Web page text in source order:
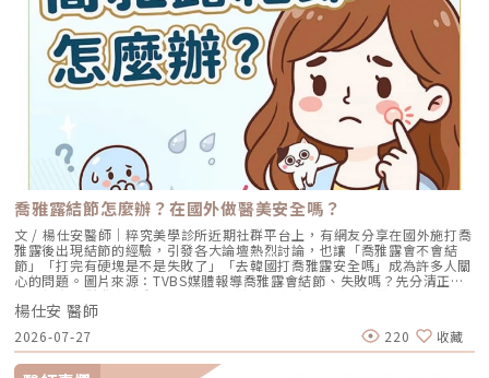
喬雅露結節怎麼辦？在國外做醫美安全嗎？
文 / 楊仕安醫師｜粹究美學診所近期社群平台上，有網友分享在國外施打喬
雅露後出現結節的經驗，引發各大論壇熱烈討論，也讓「喬雅露會不會結
節」「打完有硬塊是不是失敗了」「去韓國打喬雅露安全嗎」成為許多人關
心的問題。圖片來源：TVBS媒體報導喬雅露會結節、失敗嗎？先分清正常
反應與真正併發症喬雅露結節並不等於療程失敗，多數術後摸到的顆粒感來
自暫時性腫脹與非交聯玻尿酸載體，會自行消退；真正的結節則持續存在、
質地較硬，甚至伴隨紅腫或壓痛，兩者必須先分清楚，才能判斷是否需要處
理。哪些部位比較容易出現結節？喬雅露如何啟動膠原新生？喬雅露結節怎
麼辦？依類型對應的處理方式喬雅露結節的處理必須先分型再對應：早發性
結節以按摩、觀察與物理性方式為主，遲發性發炎結節則需由醫師評估後採
楊仕安 醫師
2026-07-27 220 收藏